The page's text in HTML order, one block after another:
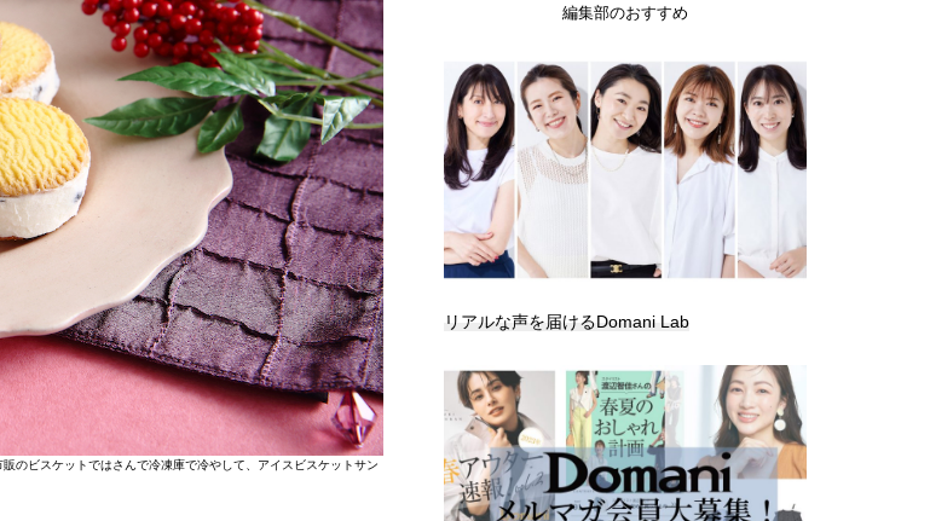
のビスケットではさんで冷凍庫で冷やして、アイスビスケットサン
編集部のおすすめ
リアルな声を届けるDomani Lab